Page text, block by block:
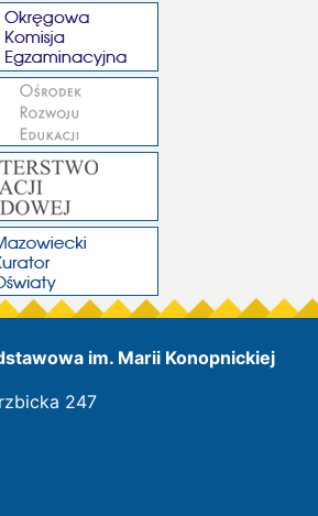
im. Marii Konopnickiej
247